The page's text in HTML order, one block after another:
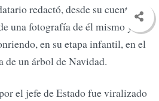
redactó, desde su cuenta
una fotografía de él mismo y su
en su etapa infantil, en el
de un árbol de Navidad.
el jefe de Estado fue viralizado